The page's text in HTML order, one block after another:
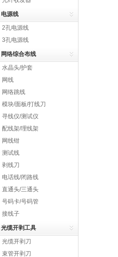
电源线
2孔电源线
3孔电源线
网络综合布线
水晶头/护套
网线
网络跳线
模块/面板/打线刀
寻线仪/测试仪
配线架/理线架
网线钳
测试线
剥线刀
电话线/闭路线
直通头/三通头
号码卡/号码管
接线子
光缆开剥工具
光缆开剥刀
束管开剥刀